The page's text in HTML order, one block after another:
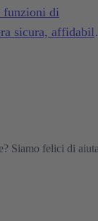
funzioni di
sicura,
Siamo felici di